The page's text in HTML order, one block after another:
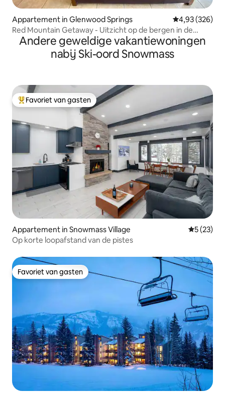
Appartement in Glenwood Springs Gemiddelde
4,93 (326)
Red Mountain Getaway - Uitzicht op de bergen in de
buurt van het centrum
Andere geweldige vakantiewoningen
nabij Ski-oord Snowmass
Topfavoriet van gasten
Favoriet van gasten
Appartement in Snowmass Village
5 (23)
Op korte loopafstand van de pistes
Favoriet van gasten
Favoriet van gasten